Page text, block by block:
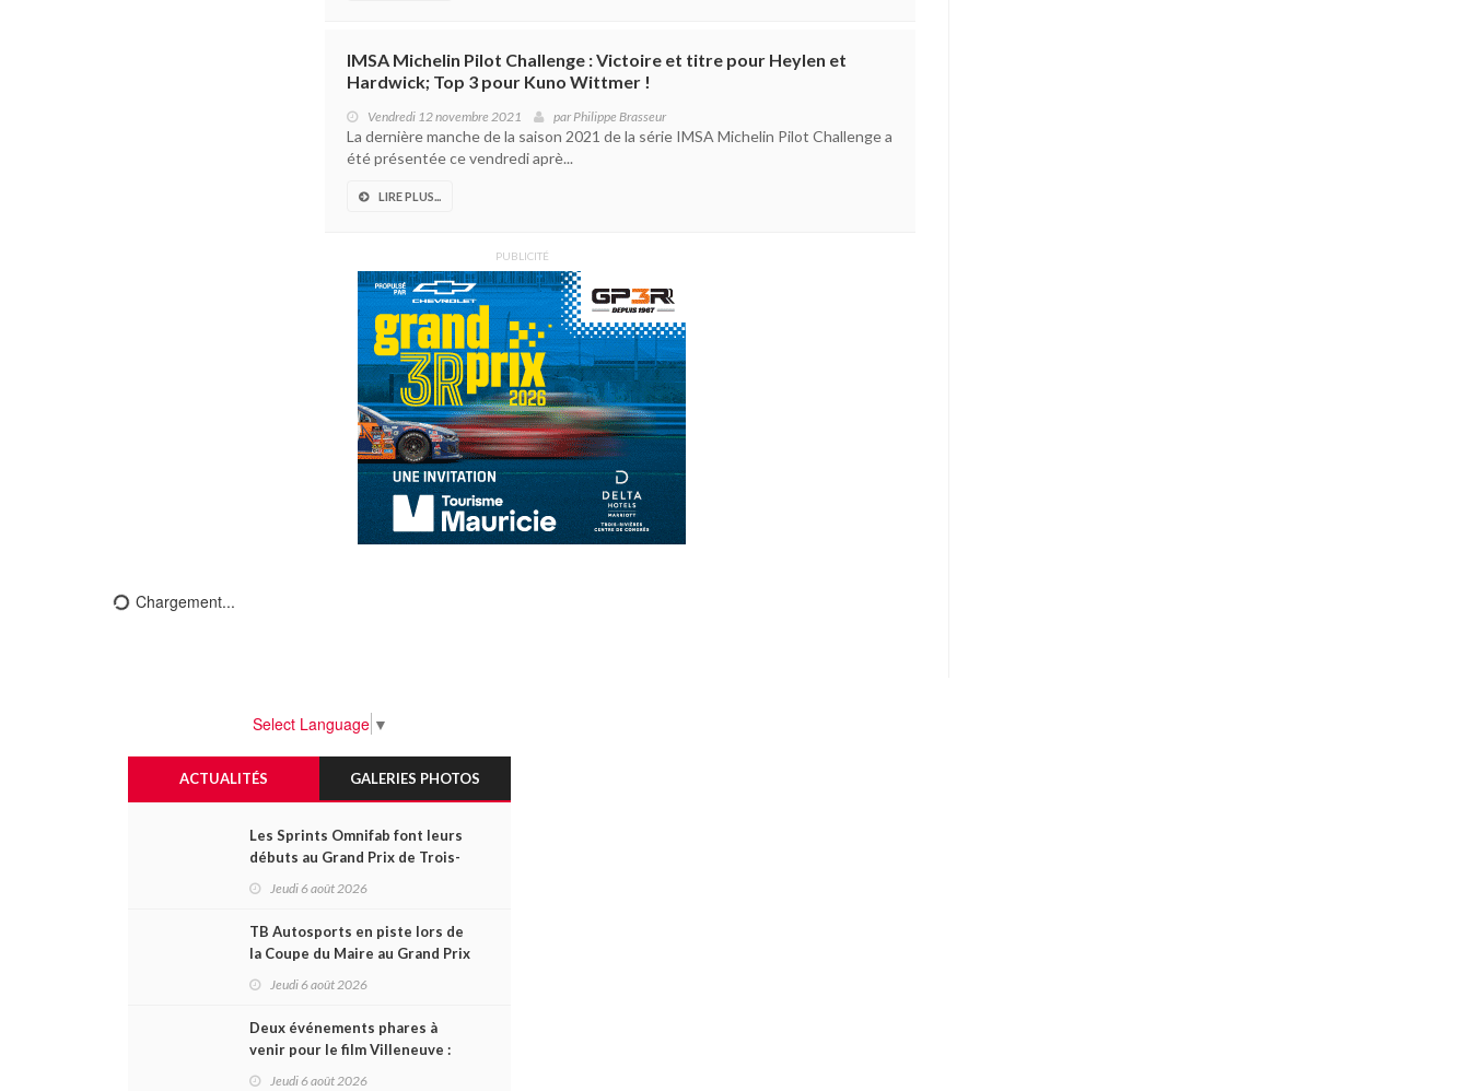
IMSA Michelin Pilot Challenge : Victoire et titre pour Heylen et
Hardwick; Top 3 pour Kuno Wittmer !
Vendredi 12 novembre 2021 parPhilippe Brasseur
La dernière manche de la saison 2021 de la série IMSA Michelin Pilot Challenge a
été présentée ce vendredi aprè...
LIRE PLUS...
PUBLICITÉ
Chargement...
Select Language ▼
ACTUALITÉS GALERIES PHOTOS
Les Sprints Omnifab font leurs
débuts au Grand Prix de Trois-
Rivières avec un format inspiré
Jeudi 6 août 2026
TB Autosports en piste lors de
la Coupe du Maire au Grand Prix
de Trois-Rivières
Jeudi 6 août 2026
Deux événements phares à
venir pour le film Villeneuve :
L'ascension d'une légende (+
Jeudi 6 août 2026